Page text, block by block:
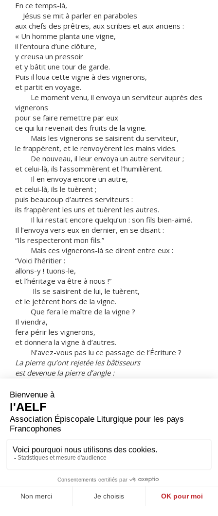
En ce temps-là,
Jésus se mit à parler en paraboles
aux chefs des prêtres, aux scribes et aux anciens :
« Un homme planta une vigne,
il l’entoura d’une clôture,
y creusa un pressoir
et y bâtit une tour de garde.
Puis il loua cette vigne à des vignerons,
et partit en voyage.
Le moment venu, il envoya un serviteur auprès des
vignerons
pour se faire remettre par eux
ce qui lui revenait des fruits de la vigne.
Mais les vignerons se saisirent du serviteur,
le frappèrent, et le renvoyèrent les mains vides.
De nouveau, il leur envoya un autre serviteur ;
et celui-là, ils l’assommèrent et l’humilièrent.
Il en envoya encore un autre,
et celui-là, ils le tuèrent ;
puis beaucoup d’autres serviteurs :
ils frappèrent les uns et tuèrent les autres.
Il lui restait encore quelqu’un : son fils bien-aimé.
Il l’envoya vers eux en dernier, en se disant :
“Ils respecteront mon fils.”
Mais ces vignerons-là se dirent entre eux :
“Voici l’héritier :
allons-y ! tuons-le,
et l’héritage va être à nous !”
Ils se saisirent de lui, le tuèrent,
et le jetèrent hors de la vigne.
Que fera le maître de la vigne ?
Il viendra,
fera périr les vignerons,
et donnera la vigne à d’autres.
N’avez-vous pas lu ce passage de l’Écriture ?
La pierre qu’ont rejetée les bâtisseurs
est devenue la pierre d’angle :
la merveille devant nos yeux !
Les chefs du peuple cherchaient à arrêter Jésus,
mais ils eurent peur de la foule.
– Ils avaient bien compris en effet
qu’il avait dit la parabole à leur intention.
Ils le laissèrent donc et s’en allèrent.
– Acclamons la Parole de Dieu.